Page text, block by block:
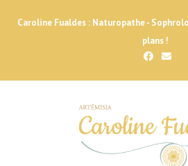
Caroline Fualdes : Naturopathe -
plans !